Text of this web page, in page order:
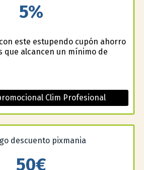
5%
este estupendo cupón ahorro
que alcancen un mínimo de
Clim Profesional
50€